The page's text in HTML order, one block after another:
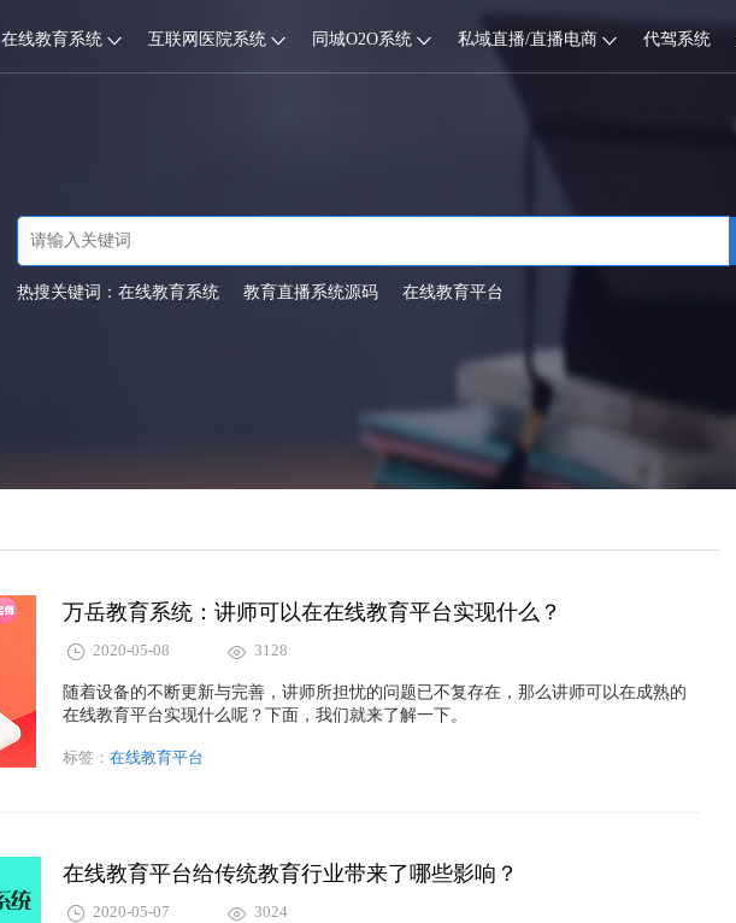
在线教育系统 互联网医院系统 同城O2O系统 私域直播/直播电商 代驾系统
热搜关键词： 在线教育系统 教育直播系统源码 在线教育平台
万岳教育系统：讲师可以在在线教育平台实现什么？
2020-05-08 3128
随着设备的不断更新与完善，讲师所担忧的问题已不复存在，那么讲师可以在成熟的
在线教育平台实现什么呢？下面，我们就来了解一下。
标签：在线教育平台
在线教育平台给传统教育行业带来了哪些影响？
2020-05-07 3024